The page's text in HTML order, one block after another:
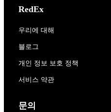
RedEx
우리에 대해
블로그
개인 정보 보호 정책
서비스 약관
문의